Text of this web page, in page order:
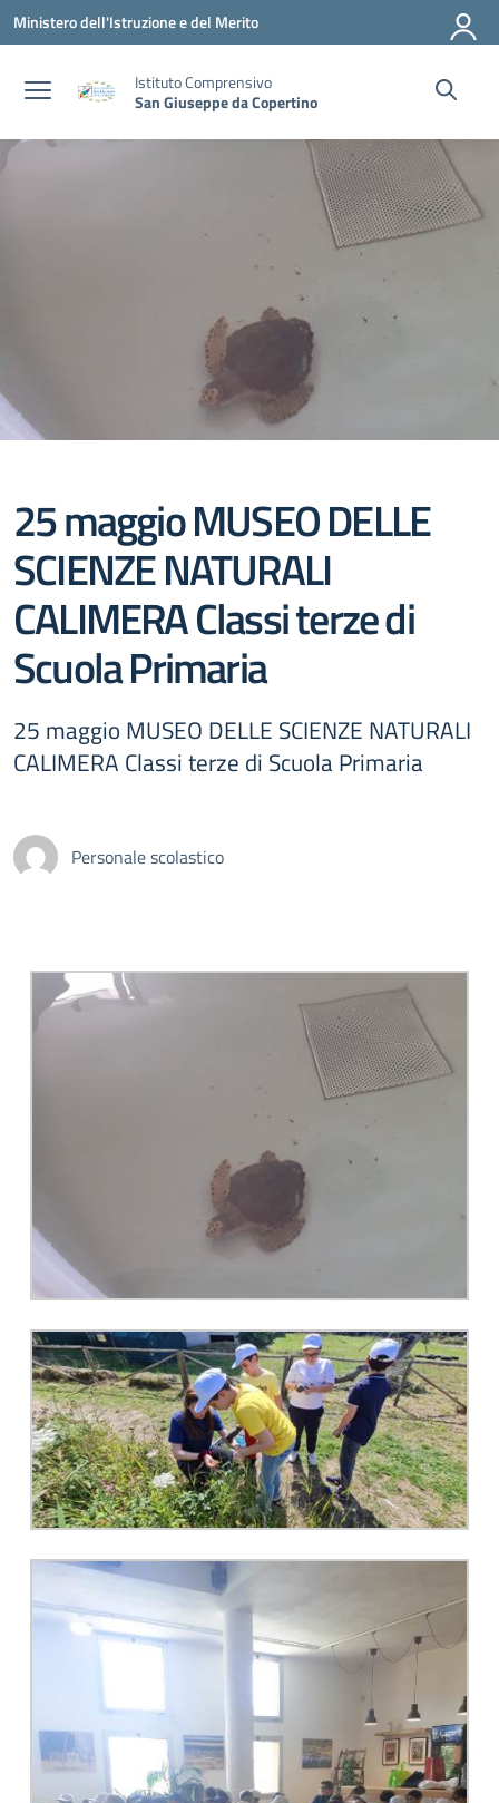
Vai ai contenuti
Vai al menu di navigazione
Vai al footer
Ministero dell'Istruzione e del Merito
Istituto Comprensivo
San Giuseppe da Copertino
25 maggio MUSEO DELLE
SCIENZE NATURALI
CALIMERA Classi terze di
Scuola Primaria
25 maggio MUSEO DELLE SCIENZE NATURALI
CALIMERA Classi terze di Scuola Primaria
Personale scolastico